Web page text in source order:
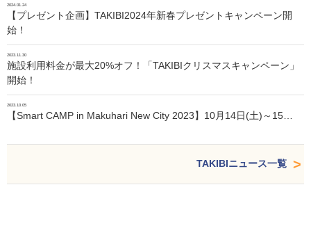
2024.01.24
【プレゼント企画】TAKIBI2024年新春プレゼントキャンペーン開
始！
2023.11.30
施設利用料金が最大20%オフ！「TAKIBIクリスマスキャンペーン」
開始！
2023.10.05
【Smart CAMP in Makuhari New City 2023】10月14日(土)～15…
TAKIBIニュース一覧